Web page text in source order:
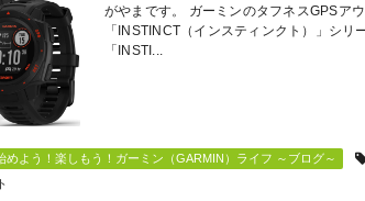
がやまです。 ガーミンのタフネスGPSア
「INSTINCT（インスティンクト）」シリ
「INSTI...
めよう！楽しもう！ガーミン（GARMIN）ライフ ～ブログ～